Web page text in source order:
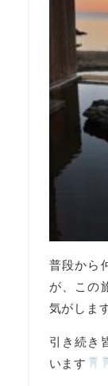
普段から
が、この
気がしま
引き続き
います